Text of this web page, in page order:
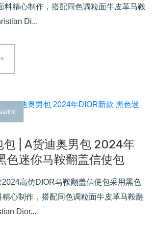
料精心制作，搭配同色调粒面牛皮革马鞍
Di...
包 | A货迪奥男包 2024年
色迷你马鞍翻盖信使包
高仿DIOR马鞍翻盖信使包采用黑色
心制作，搭配同色调粒面牛皮革马鞍翻
Dior...